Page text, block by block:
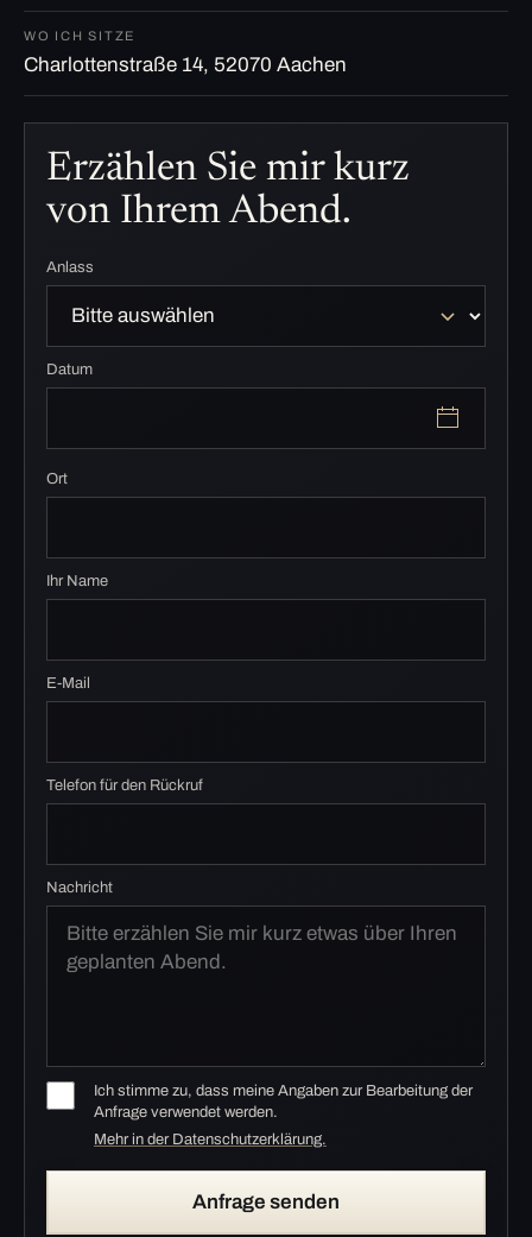
WO ICH SITZE
Charlottenstraße 14, 52070 Aachen
Erzählen Sie mir kurz
von Ihrem Abend.
Anlass
Datum
Ort
Ihr Name
E-Mail
Telefon für den Rückruf
Nachricht
Ich stimme zu, dass meine Angaben zur Bearbeitung der
Anfrage verwendet werden.
Mehr in der Datenschutzerklärung.
Anfrage senden